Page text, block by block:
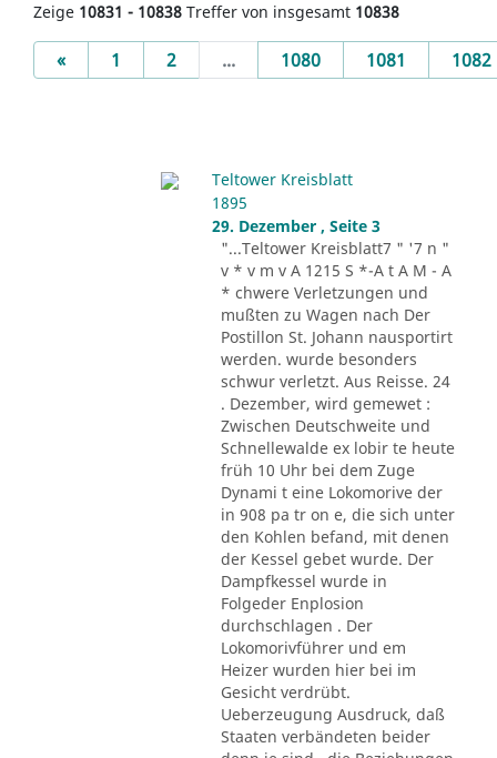
Zeige 10831 - 10838 Treffer von insgesamt 10838
«Previous
1 2 ... 1080 1081 1082
Teltower Kreisblatt
1895
29. Dezember , Seite 3
"...Teltower Kreisblatt7 " '7 n "
v * v m v A 1215 S *-A t A M - A
* chwere Verletzungen und
mußten zu Wagen nach Der
Postillon St. Johann nausportirt
werden. wurde besonders
schwur verletzt. Aus Reisse. 24
. Dezember, wird gemewet :
Zwischen Deutschweite und
Schnellewalde ex lobir te heute
früh 10 Uhr bei dem Zuge
Dynami t eine Lokomorive der
in 908 pa tr on e, die sich unter
den Kohlen befand, mit denen
der Kessel gebet wurde. Der
Dampfkessel wurde in
Folgeder Enplosion
durchschlagen . Der
Lokomorivführer und em
Heizer wurden hier bei im
Gesicht verdrübt.
Ueberzeugung Ausdruck, daß
Staaten verbändeten beider